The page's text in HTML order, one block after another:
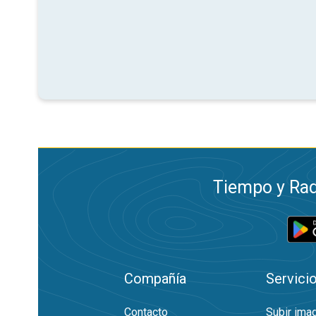
Tiempo y
Compañía
Contacto Subir